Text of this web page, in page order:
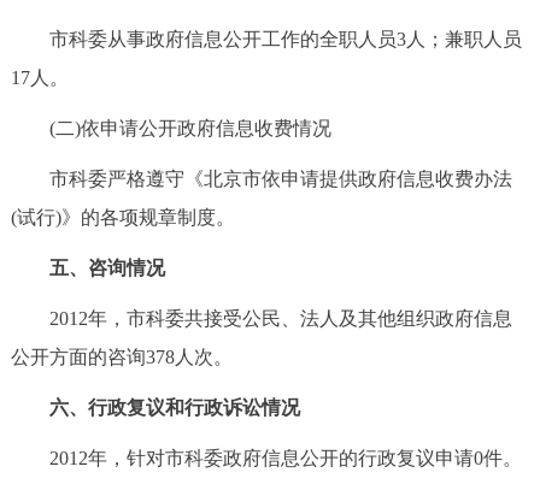
市科委从事政府信息公开工作的全职人员3人；兼职人员
17人。
(二)依申请公开政府信息收费情况
市科委严格遵守《北京市依申请提供政府信息收费办法
(试行)》的各项规章制度。
五、咨询情况
2012年，市科委共接受公民、法人及其他组织政府信息
公开方面的咨询378人次。
六、行政复议和行政诉讼情况
2012年，针对市科委政府信息公开的行政复议申请0件。